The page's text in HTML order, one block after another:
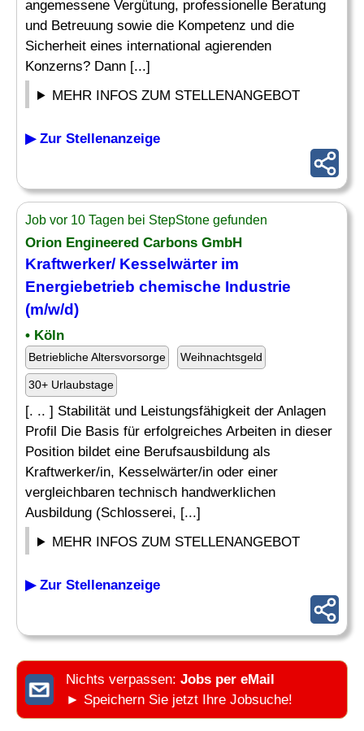
angemessene Vergütung, professionelle Beratung
und Betreuung sowie die Kompetenz und die
Sicherheit eines international agierenden
Konzerns? Dann [...]
MEHR INFOS ZUM STELLENANGEBOT
▶ Zur Stellenanzeige
Job vor 10 Tagen bei StepStone gefunden
Orion Engineered Carbons GmbH
Kraftwerker/ Kesselwärter im
Energiebetrieb chemische Industrie
(m/w/d)
• Köln
Betriebliche Altersvorsorge Weihnachtsgeld
30+ Urlaubstage
[. .. ] Stabilität und Leistungsfähigkeit der Anlagen
Profil Die Basis für erfolgreiches Arbeiten in dieser
Position bildet eine Berufsausbildung als
Kraftwerker/in, Kesselwärter/in oder einer
vergleichbaren technisch handwerklichen
Ausbildung (Schlosserei, [...]
MEHR INFOS ZUM STELLENANGEBOT
▶ Zur Stellenanzeige
Nichts verpassen: Jobs per eMail
► Speichern Sie jetzt Ihre Jobsuche!